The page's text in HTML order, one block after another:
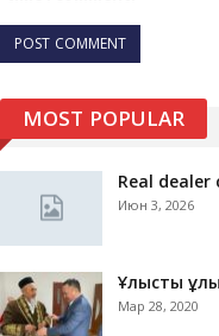
MOST POPULAR
Real dealer
Июн 3, 2026
Ұлыстың
Мар 28, 2020